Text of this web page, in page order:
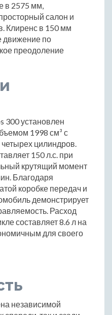
в 2575 мм,
салон и
Клиренс в 150 мм
движение по
преодоление
300 установлен
1998 см³ с
цилиндров.
150 л.с. при
крутящий момент
Благодаря
коробке передач и
демонстрирует
Расход
составляет 8.6 л на
для своего
независимой